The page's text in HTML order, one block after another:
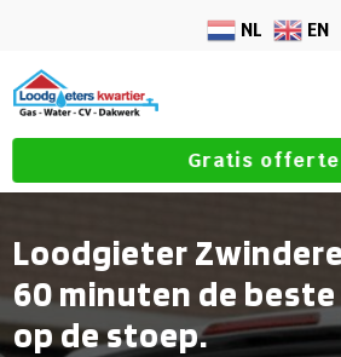
NL EN
Gratis offerte
Loodgieter
60 minuten de
op de stoep.